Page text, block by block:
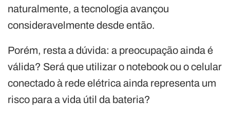
naturalmente, a tecnologia avançou
consideravelmente desde então.
Porém, resta a dúvida: a preocupação ainda é
válida? Será que utilizar o notebook ou o celular
conectado à rede elétrica ainda representa um
risco para a vida útil da bateria?